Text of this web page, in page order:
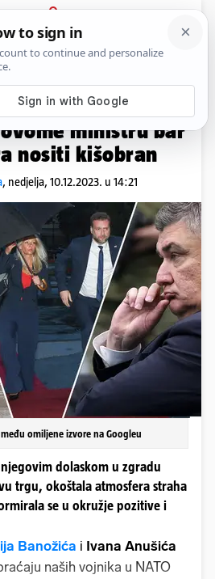
PRIJAVA
News Komentari
PLUS+
i Anušića već
ministru bar
nositi kišobran
, nedjelja, 10.12.2023. u 14:21
omiljene izvore na Googleu
njegovim dolaskom u zgradu
trgu, okoštala atmosfera straha
se u okružje pozitive i
Banožića i Ivana Anušića
naših vojnika u NATO